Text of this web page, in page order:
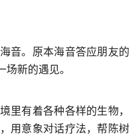
音。原本海音答应朋友的
新的遇见。
里有着各种各样的生物，
用意象对话疗法，帮陈树